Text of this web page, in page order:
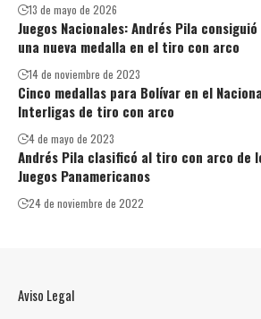
13 de mayo de 2026
Juegos Nacionales: Andrés Pila consiguió
una nueva medalla en el tiro con arco
14 de noviembre de 2023
Cinco medallas para Bolívar en el
Interligas de tiro con arco
4 de mayo de 2023
Andrés Pila clasificó al tiro con arco de
Juegos Panamericanos
24 de noviembre de 2022
Aviso Legal